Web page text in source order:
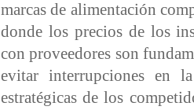
marcas de alimentación
donde los precios de los
con proveedores son
evitar interrupciones en
estratégicas de los